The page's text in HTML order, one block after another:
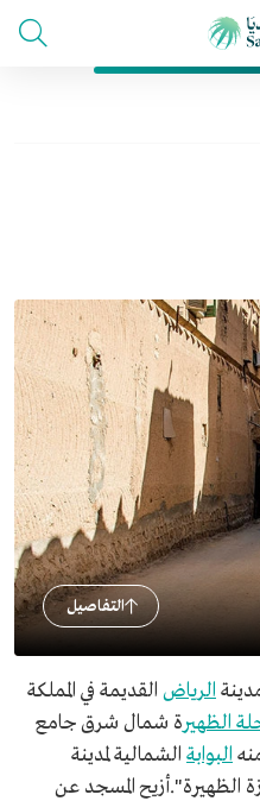
التفاصيل
الرياض القديمة في المملكة
الظهيرة شمال شرق جامع
البوابة الشمالية لمدينة
الظهيرة".أزيح المسجد عن